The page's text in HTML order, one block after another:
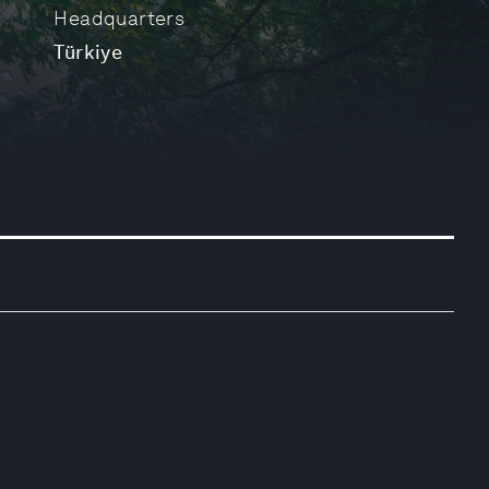
Headquarters
Türkiye